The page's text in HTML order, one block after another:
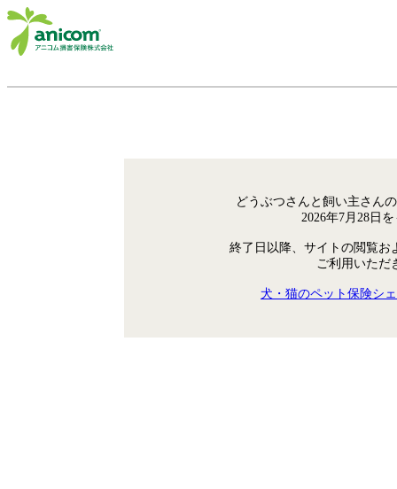
どうぶつさんと飼い主さん
2026年7月28日
終了日以降、サイトの閲覧お
ご利用いただ
犬・猫のペット保険シ